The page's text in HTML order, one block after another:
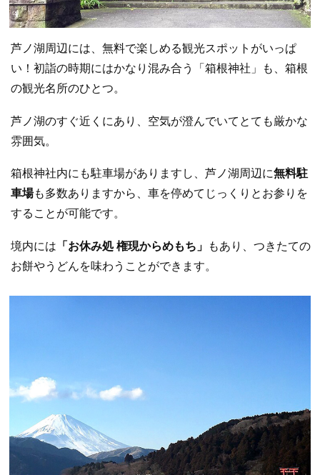
芦ノ湖周辺には、無料で楽しめる観光スポットがいっぱ
い！初詣の時期にはかなり混み合う「箱根神社」も、箱根
の観光名所のひとつ。
芦ノ湖のすぐ近くにあり、空気が澄んでいてとても厳かな
雰囲気。
箱根神社内にも駐車場がありますし、芦ノ湖周辺に無料駐
車場も多数ありますから、車を停めてじっくりとお参りを
することが可能です。
境内には 「お休み処 権現からめもち」
もあり、つきたての
お餅やうどんを味わうことができます。